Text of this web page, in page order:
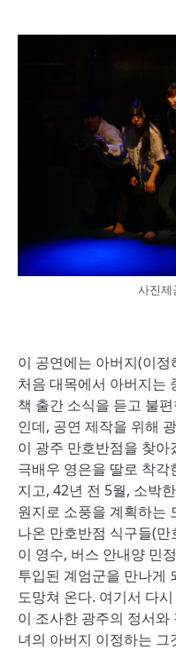
사진제
이 공연에는 아버지(이
처음 대목에서 아버지는
책 출간 소식을 듣고 불
인데, 공연 제작을 위해
이 광주 만호반점을 찾
극배우 영은을 딸로 착
지고, 42년 전 5월, 소박
원지로 소풍을 계획하는
나온 만호반점 식구들(
이 영수, 버스 안내양 민
투입된 계엄군을 만나게
도망쳐 온다. 여기서 다
이 조사한 광주의 정서
녀의 아버지 이정하는